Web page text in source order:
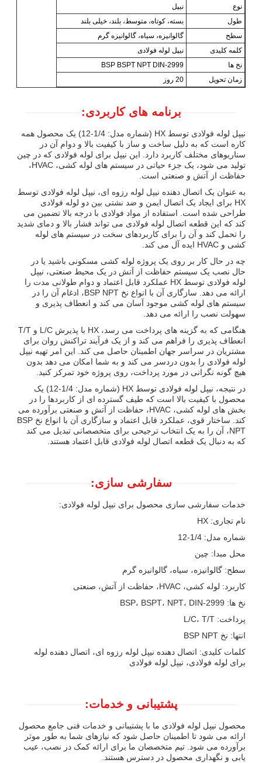
نوع
نیپل
طول
بسته، کوتاه، متوسط، بلند، خیلی بلند
سطح
گالوانیزه، سیاه، گالوانیزه گرم
کلمه کلیدی
نیپل لوله فولادی
نخ ها
BSP BSPT NPT DIN-2999
زمان تحویل
20 روز
برنامه های کاربردی:
نیپل لوله فولادی توسط HX (شماره مدل: 1/4-12) یک محصول همه
کاره است که به دلیل ساخت و ساز با کیفیت بالا و دوام آن در
سناریوهای مختلف کاربرد دارد. این نیپل برای لوله فولادی که در چین
تولید می شود، یک جزء حیاتی در سیستم های لوله کشی، HVAC،
حفاظت از آتش و صنعتی است.
به عنوان یک اتصال دهنده نیپل لوله رزوه ای، نیپل لوله فولادی توسط
HX برای ایجاد یک اتصال ایمن و ضد نشتی بین دو لوله فولادی
طراحی شده است. استفاده از مواد فولادی با درجه بالا تضمین می
کند که این قطعه اتصال لوله فولادی می تواند فشار بالا و دمای شدید
را تحمل کند و آن را برای کاربردهای سخت در سیستم های لوله
کشی و HVAC ایده آل می کند.
چه در حال کار بر روی یک پروژه لوله کشی مسکونی باشید یا در
حال نصب یک سیستم حفاظت از آتش در یک محیط صنعتی، نیپل
لوله فولادی توسط HX عملکرد قابل اعتماد و دوام طولانی مدت را
ارائه می دهد. سازگاری آن با انواع نخ BSP NPT، ادغام آن را در
سیستم های لوله کشی موجود آسان می کند و انعطاف پذیری و
سهولت نصب را ارائه می دهد.
هنگامی که به گزینه های پرداخت می رسد، HX با پذیرش L/C و T/T
انعطاف پذیری را فراهم می کند و از یک فرآیند تراکنش روان برای
مشتریان در سراسر جهان اطمینان حاصل می کند. این امر تهیه نیپل
لوله فولادی را بدون دردسر می کند و به شما امکان می دهد بدون
هیچ گونه نگرانی در مورد پرداخت، روی پروژه خود تمرکز کنید.
در نتیجه، نیپل لوله فولادی توسط HX (شماره مدل: 1/4-12) یک
محصول با کیفیت بالا است که طیف گسترده ای از کاربردها را در
بخش های لوله کشی، HVAC، حفاظت از آتش و صنعتی برآورده می
کند. ساختار قوی، عملکرد قابل اعتماد و سازگاری آن با انواع نخ BSP
NPT، آن را به یک انتخاب ترجیحی برای متخصصانی تبدیل می کند
که به دنبال یک قطعه اتصال لوله فولادی قابل اعتماد هستند.
سفارشی سازی:
خدمات سفارشی سازی محصول برای نیپل لوله فولادی:
نام تجاری: HX
شماره مدل: 1/4-12
محل مبدا: چین
سطح: گالوانیزه، سیاه، گالوانیزه گرم
کاربرد: لوله کشی، HVAC، حفاظت از آتش، صنعتی
نخ ها: BSP، BSPT، NPT، DIN-2999
پرداخت: L/C، T/T
انتها: نخ BSP NPT
کلمات کلیدی: اتصال دهنده نیپل لوله رزوه ای، اتصال دهنده لوله
برای لوله فولادی، نیپل لوله فولادی
پشتیبانی و خدمات:
محصول نیپل لوله فولادی ما با پشتیبانی و خدمات فنی جامع محصول
ارائه می شود تا اطمینان حاصل شود که نیازهای شما به طور موثر
برآورده می شود. تیم متخصصان ما برای ارائه کمک در نصب، عیب
یابی و نگهداری محصول در دسترس هستند.